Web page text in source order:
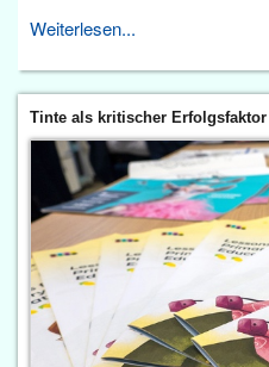
Weiterlesen...
Tinte als kritischer Erfolgsfaktor